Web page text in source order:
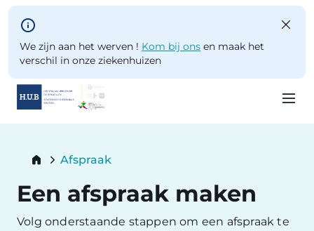
Skip to main content
We zijn aan het werven ! Kom bij ons en maak het
verschil in onze ziekenhuizen
content
Breadcrumb
Current:
Afspraak
Een afspraak maken
Volg onderstaande stappen om een afspraak te